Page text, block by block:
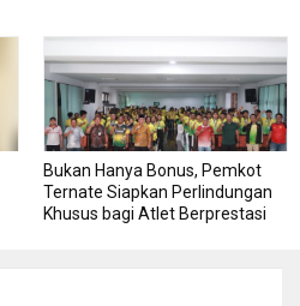
Bukan Hanya Bonus, Pemkot
Ternate Siapkan Perlindungan
Khusus bagi Atlet Berprestasi